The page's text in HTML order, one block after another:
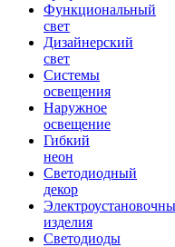
Функциональный
свет
Дизайнерский
свет
Системы
освещения
Наружное
освещение
Гибкий
неон
Светодиодный
декор
изделия
Светодиоды